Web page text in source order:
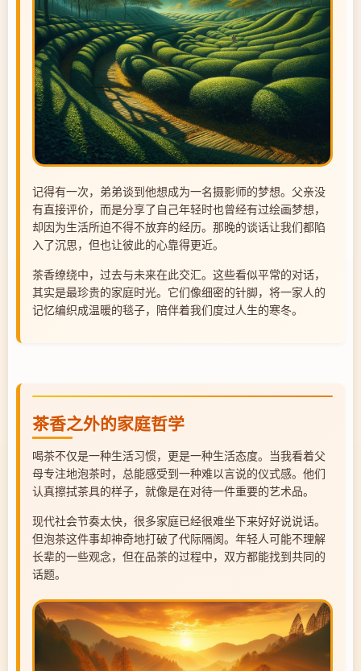
记得有一次，弟弟谈到他想成为一名摄影师的梦想。父亲没
有直接评价，而是分享了自己年轻时也曾经有过绘画梦想，
却因为生活所迫不得不放弃的经历。那晚的谈话让我们都陷
入了沉思，但也让彼此的心靠得更近。
茶香缭绕中，过去与未来在此交汇。这些看似平常的对话，
其实是最珍贵的家庭时光。它们像细密的针脚，将一家人的
记忆编织成温暖的毯子，陪伴着我们度过人生的寒冬。
茶香之外的家庭哲学
喝茶不仅是一种生活习惯，更是一种生活态度。当我看着父
母专注地泡茶时，总能感受到一种难以言说的仪式感。他们
认真擦拭茶具的样子，就像是在对待一件重要的艺术品。
现代社会节奏太快，很多家庭已经很难坐下来好好说说话。
但泡茶这件事却神奇地打破了代际隔阂。年轻人可能不理解
长辈的一些观念，但在品茶的过程中，双方都能找到共同的
话题。